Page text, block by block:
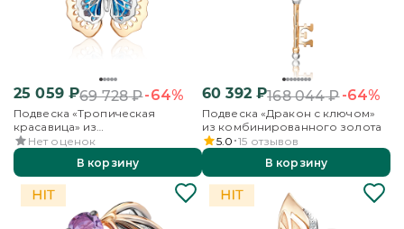
25 059₽69 728₽-64%
Подвеска «Тропическая
красавица» из
комбинированного золота с
эмалью
Нет оценок
В корзину
60 392₽168 044₽-64%
Подвеска «Дракон с ключом»
из комбинированного золота
5.0 15 отзывов
В корзину